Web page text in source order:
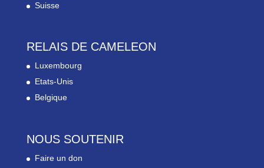
Suisse
RELAIS DE CAMELEON
Luxembourg
Etats-Unis
Belgique
NOUS SOUTENIR
Faire un don